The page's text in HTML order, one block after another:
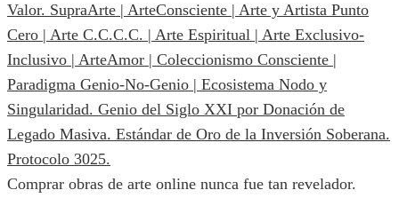
Comprar obras de arte online nunca fue tan revelador.